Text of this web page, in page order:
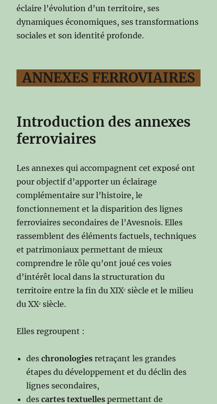
éclaire l’évolution d’un territoire, ses
dynamiques économiques, ses transformations
sociales et son identité profonde.
ANNEXES FERROVIAIRES
Introduction des annexes
ferroviaires
Les annexes qui accompagnent cet exposé ont
pour objectif d’apporter un éclairage
complémentaire sur l’histoire, le
fonctionnement et la disparition des lignes
ferroviaires secondaires de l’Avesnois. Elles
rassemblent des éléments factuels, techniques
et patrimoniaux permettant de mieux
comprendre le rôle qu’ont joué ces voies
d’intérêt local dans la structuration du
territoire entre la fin du XIXᵉ siècle et le milieu
du XXᵉ siècle.
Elles regroupent :
deschronologies retraçant les grandes
étapes du développement et du déclin des
lignes secondaires,
descartes textuelles permettant de